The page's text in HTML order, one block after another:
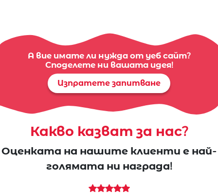
А вие имате ли нужда от уеб сайт?
Споделете ни вашата идея!
Изпратете запитване
Какво казват за нас?
Оценката на нашите клиенти е най-
голямата ни награда!